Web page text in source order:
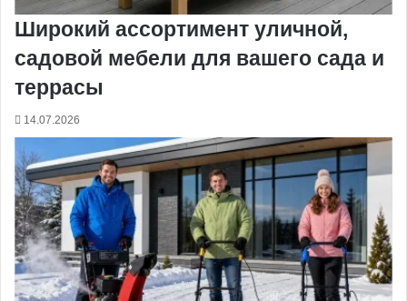
Широкий ассортимент уличной,
садовой мебели для вашего сада и
террасы
14.07.2026